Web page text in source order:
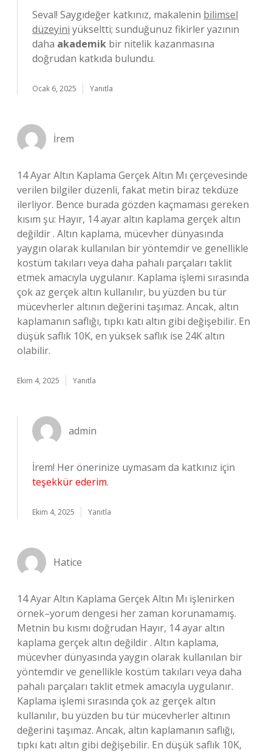
Seval! Saygıdeğer katkınız, makalenin bilimsel
düzeyini yükseltti; sunduğunuz fikirler yazının
daha akademik bir nitelik kazanmasına
doğrudan katkıda bulundu.
Ocak 6, 2025 Yanıtla
İrem
14 Ayar Altın Kaplama Gerçek Altın Mı çerçevesinde
verilen bilgiler düzenli, fakat metin biraz tekdüze
ilerliyor. Bence burada gözden kaçmaması gereken
kısım şu: Hayır, 14 ayar altın kaplama gerçek altın
değildir . Altın kaplama, mücevher dünyasında
yaygın olarak kullanılan bir yöntemdir ve genellikle
kostüm takıları veya daha pahalı parçaları taklit
etmek amacıyla uygulanır. Kaplama işlemi sırasında
çok az gerçek altın kullanılır, bu yüzden bu tür
mücevherler altının değerini taşımaz. Ancak, altın
kaplamanın saflığı, tıpkı katı altın gibi değişebilir. En
düşük saflık 10K, en yüksek saflık ise 24K altın
olabilir.
Ekim 4, 2025 Yanıtla
admin
İrem! Her önerinize uymasam da katkınız için
teşekkür ederim.
Ekim 4, 2025 Yanıtla
Hatice
14 Ayar Altın Kaplama Gerçek Altın Mı işlenirken
örnek–yorum dengesi her zaman korunamamış.
Metnin bu kısmı doğrudan Hayır, 14 ayar altın
kaplama gerçek altın değildir . Altın kaplama,
mücevher dünyasında yaygın olarak kullanılan bir
yöntemdir ve genellikle kostüm takıları veya daha
pahalı parçaları taklit etmek amacıyla uygulanır.
Kaplama işlemi sırasında çok az gerçek altın
kullanılır, bu yüzden bu tür mücevherler altının
değerini taşımaz. Ancak, altın kaplamanın saflığı,
tıpkı katı altın gibi değişebilir. En düşük saflık 10K,